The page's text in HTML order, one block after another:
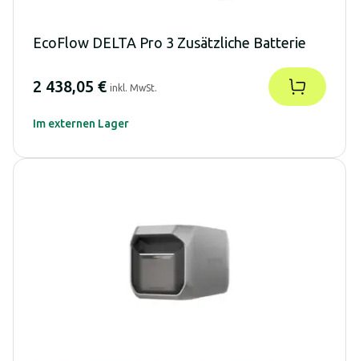
EcoFlow DELTA Pro 3 Zusätzliche Batterie
2 438,05 € inkl. MwSt.
Im externen Lager